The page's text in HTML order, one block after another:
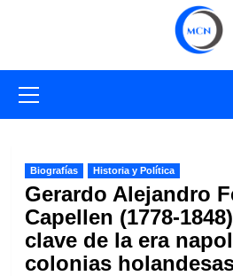
primario
Biografías Historia y Política
Gerardo Alejandro
Capellen (1778-
clave de la era
colonias